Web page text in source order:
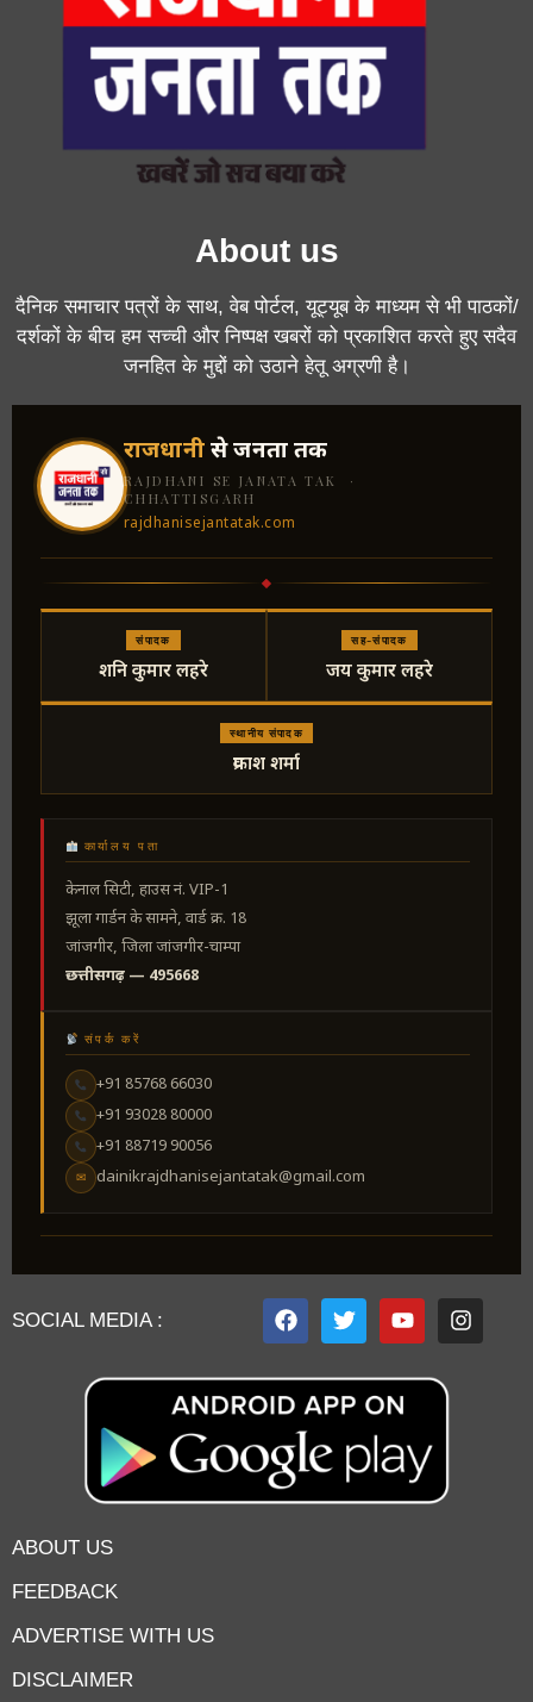
About us
दैनिक समाचार पत्रों के साथ, वेब पोर्टल, यूट्यूब के माध्यम से भी पाठकों/
दर्शकों के बीच हम सच्ची और निष्पक्ष खबरों को प्रकाशित करते हुए सदैव
जनहित के मुद्दों को उठाने हेतू अग्रणी है।
राजधानीसे जनता तक
RAJDHANI SE JANATA TAK ·
CHHATTISGARH
rajdhanisejantatak.com
संपादक
शनि कुमार लहरे
सह-संपादक
जय कुमार लहरे
स्थानीय संपादक
प्रकाश शर्मा
कार्यालय पता
केनाल सिटी, हाउस नं. VIP-1
झूला गार्डन के सामने, वार्ड क्र. 18
जांजगीर, जिला जांजगीर-चाम्पा
छत्तीसगढ़ — 495668
संपर्क करें
+91 85768 66030
+91 93028 80000
+91 88719 90056
✉ dainikrajdhanisejantatak@gmail.com
SOCIAL MEDIA :
ABOUT US
FEEDBACK
ADVERTISE WITH US
DISCLAIMER